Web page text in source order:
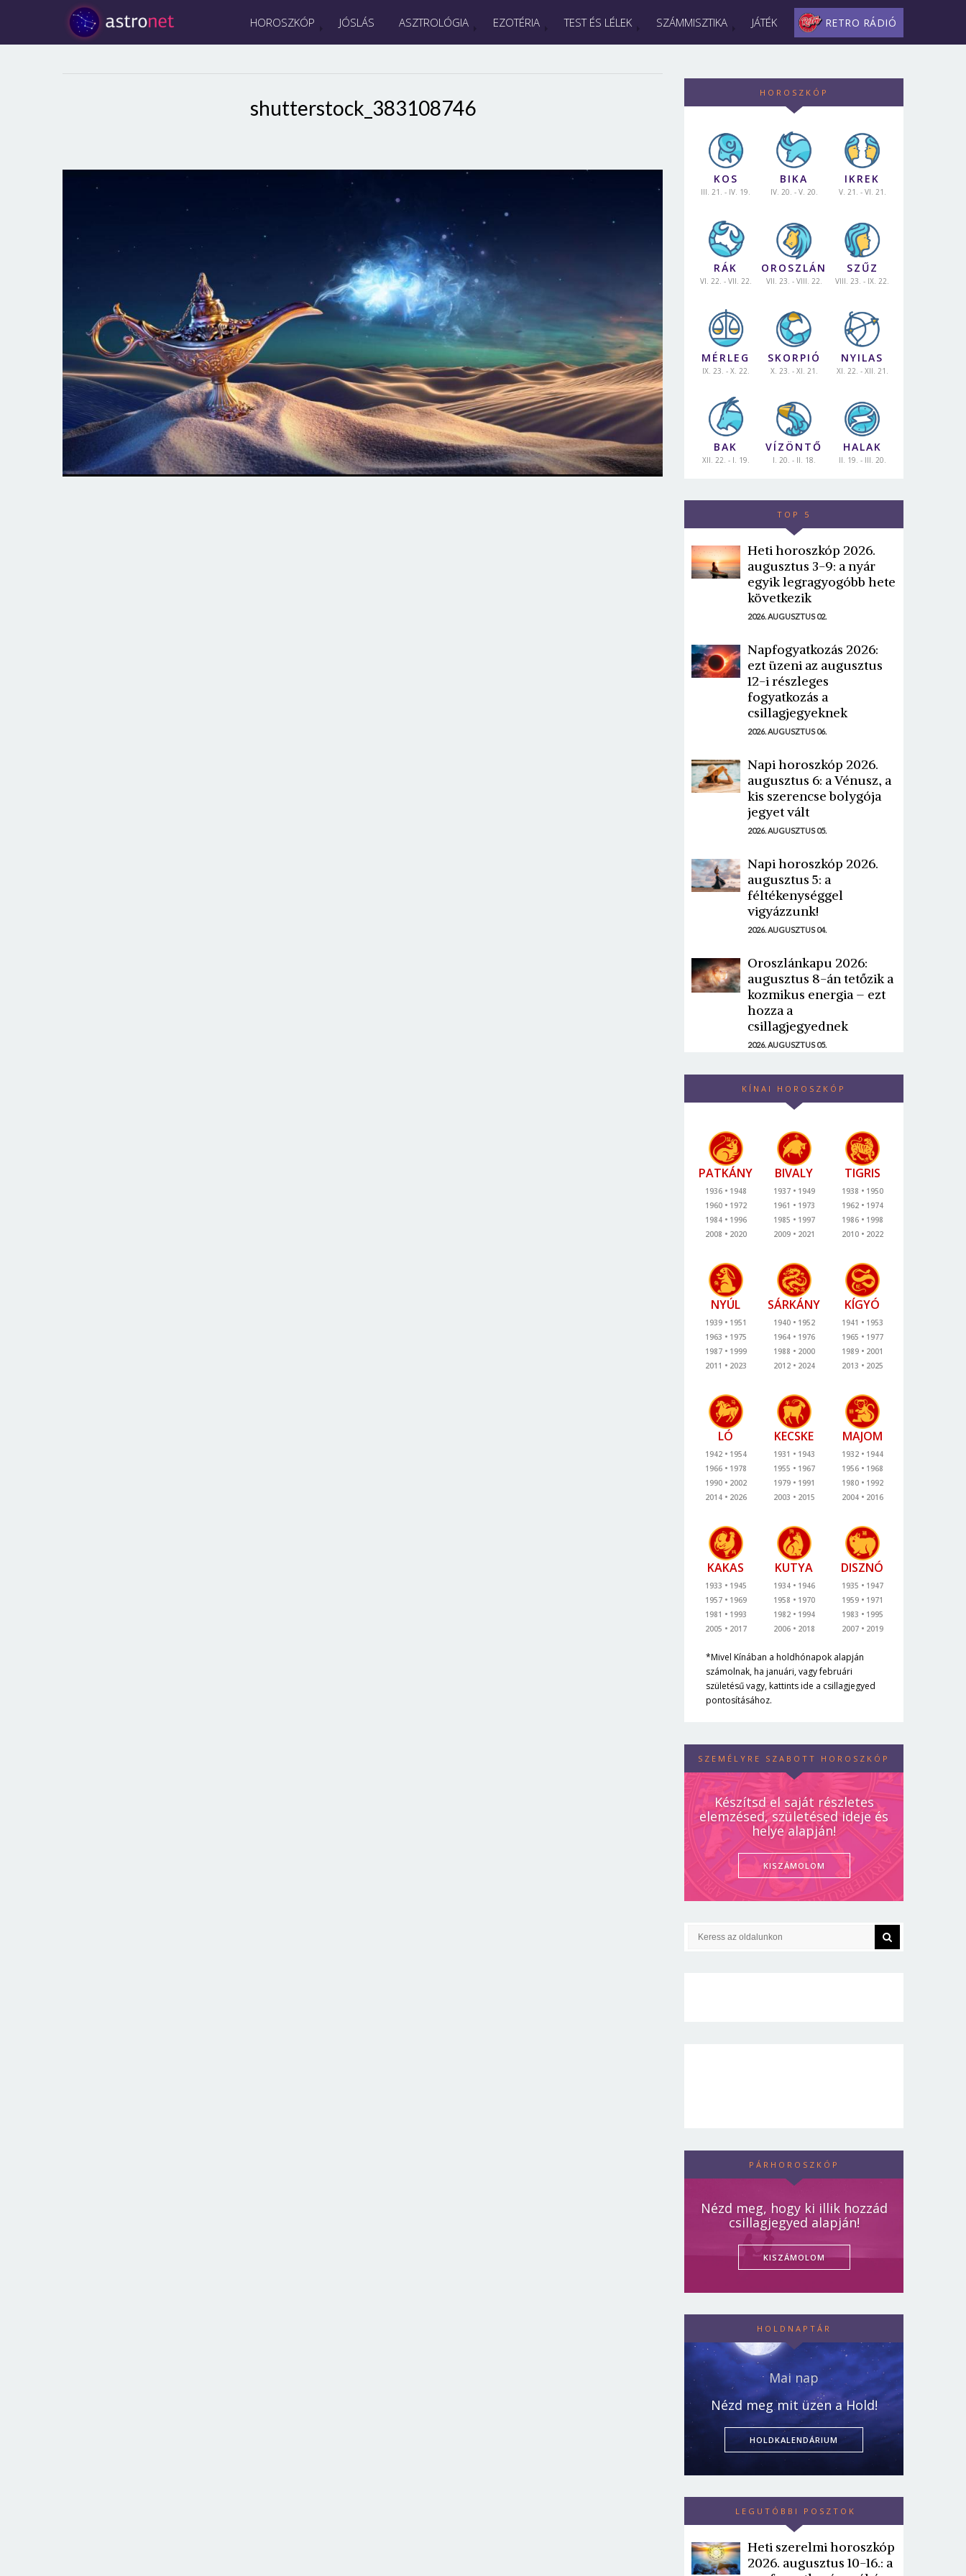
HOROSZKÓP JÓSLÁS ASZTROLÓGIA EZOTÉRIA TEST ÉS LÉLEK SZÁMMISZTIKA JÁTÉK RETRO RÁDIÓ
shutterstock_383108746
HOROSZKÓP
KOS
III. 21. - IV. 19.
BIKA
IV. 20. - V. 20.
IKREK
V. 21. - VI. 21.
RÁK
VI. 22. - VII. 22.
OROSZLÁN
VII. 23. - VIII. 22.
SZŰZ
VIII. 23. - IX. 22.
MÉRLEG
IX. 23. - X. 22.
SKORPIÓ
X. 23. - XI. 21.
NYILAS
XI. 22. - XII. 21.
BAK
XII. 22. - I. 19.
VÍZÖNTŐ
I. 20. - II. 18.
HALAK
II. 19. - III. 20.
TOP 5
Heti horoszkóp 2026.
augusztus 3-9: a nyár
egyik legragyogóbb hete
következik
2026. AUGUSZTUS 02.
Napfogyatkozás 2026:
ezt üzeni az augusztus
12-i részleges
fogyatkozás a
csillagjegyeknek
2026. AUGUSZTUS 06.
Napi horoszkóp 2026.
augusztus 6: a Vénusz, a
kis szerencse bolygója
jegyet vált
2026. AUGUSZTUS 05.
Napi horoszkóp 2026.
augusztus 5: a
féltékenységgel
vigyázzunk!
2026. AUGUSZTUS 04.
Oroszlánkapu 2026:
augusztus 8-án tetőzik a
kozmikus energia – ezt
hozza a
csillagjegyednek
2026. AUGUSZTUS 05.
KÍNAI HOROSZKÓP
PATKÁNY
1936
1948
1960
1972
1984
1996
2008
2020
BIVALY
1937
1949
1961
1973
1985
1997
2009
2021
TIGRIS
1938
1950
1962
1974
1986
1998
2010
2022
NYÚL
1939
1951
1963
1975
1987
1999
2011
2023
SÁRKÁNY
1940
1952
1964
1976
1988
2000
2012
2024
KÍGYÓ
1941
1953
1965
1977
1989
2001
2013
2025
LÓ
1942
1954
1966
1978
1990
2002
2014
2026
KECSKE
1931
1943
1955
1967
1979
1991
2003
2015
MAJOM
1932
1944
1956
1968
1980
1992
2004
2016
KAKAS
1933
1945
1957
1969
1981
1993
2005
2017
KUTYA
1934
1946
1958
1970
1982
1994
2006
2018
DISZNÓ
1935
1947
1959
1971
1983
1995
2007
2019
*Mivel Kínában a holdhónapok alapján
számolnak, ha januári, vagy februári
születésű vagy, kattints ide a csillagjegyed
pontosításához.
SZEMÉLYRE SZABOTT HOROSZKÓP
Készítsd el saját részletes
elemzésed, születésed ideje és
helye alapján!
KISZÁMOLOM
PÁRHOROSZKÓP
Nézd meg, hogy ki illik hozzád
csillagjegyed alapján!
KISZÁMOLOM
HOLDNAPTÁR
Mai nap
Nézd meg mit üzen a Hold!
HOLDKALENDÁRIUM
LEGUTÓBBI POSZTOK
Heti szerelmi horoszkóp
2026. augusztus 10-16.: a